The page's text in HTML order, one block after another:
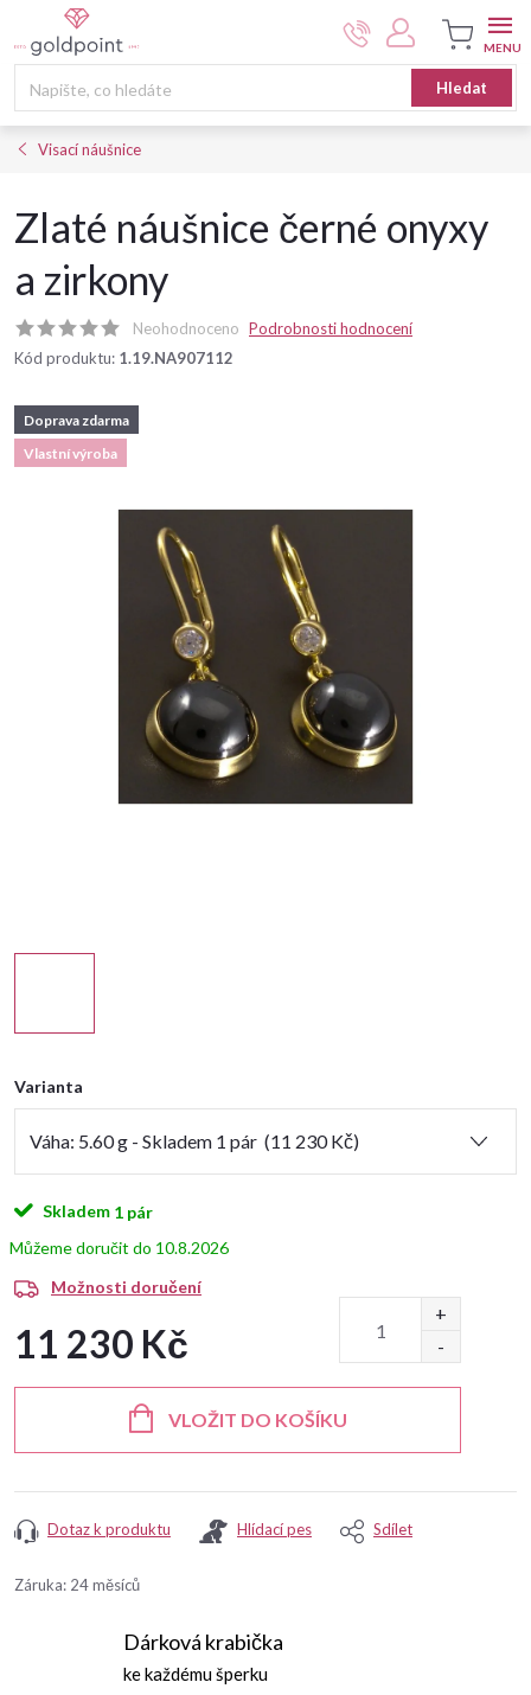
na
Hledat
Nákupní
košík
Visací náušnice
Zlaté náušnice černé onyxy
a zirkony
Neohodnoceno Podrobnosti hodnocení
Kód produktu: 1.19.NA907112
Doprava zdarma
Vlastní výroba
Varianta
Skladem 1 pár
10.8.2026
Možnosti doručení
11 230 Kč
VLOŽIT DO KOŠÍKU
Dotaz k produktu Hlídací pes Sdílet
Záruka: 24 měsíců
Dárková krabička
ke každému šperku